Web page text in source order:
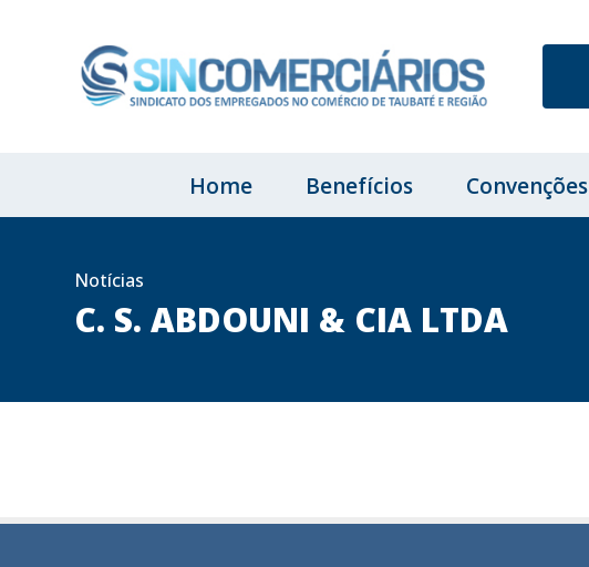
Home Benefícios Convenções
Notícias
C. S. ABDOUNI & CIA LTDA